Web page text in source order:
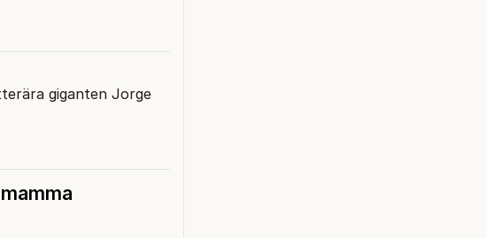
giganten Jorge